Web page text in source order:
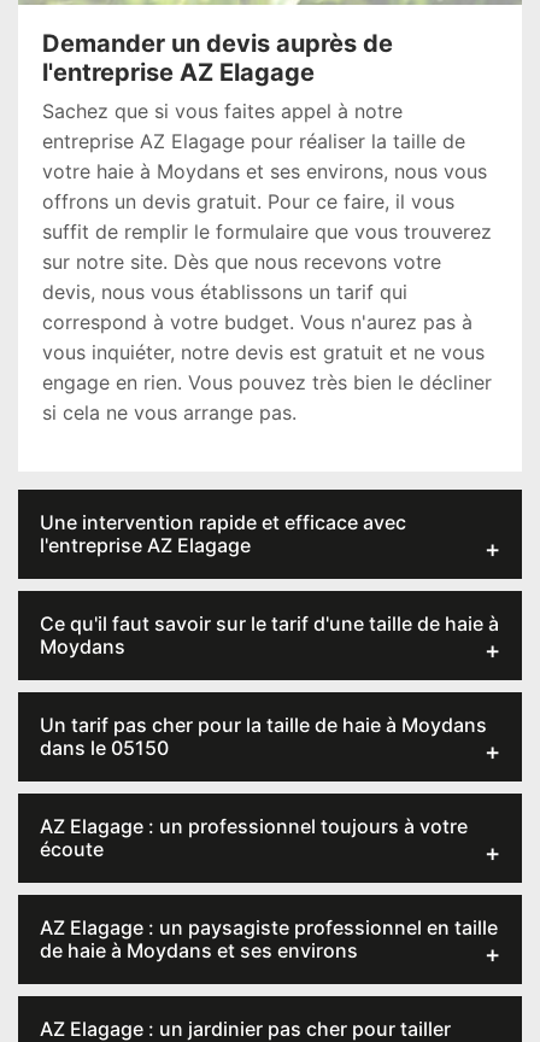
Demander un devis auprès de
l'entreprise AZ Elagage
Sachez que si vous faites appel à notre
entreprise AZ Elagage pour réaliser la taille de
votre haie à Moydans et ses environs, nous vous
offrons un devis gratuit. Pour ce faire, il vous
suffit de remplir le formulaire que vous trouverez
sur notre site. Dès que nous recevons votre
devis, nous vous établissons un tarif qui
correspond à votre budget. Vous n'aurez pas à
vous inquiéter, notre devis est gratuit et ne vous
engage en rien. Vous pouvez très bien le décliner
si cela ne vous arrange pas.
Une intervention rapide et efficace avec
l'entreprise AZ Elagage
Ce qu'il faut savoir sur le tarif d'une taille de haie à
Moydans
Un tarif pas cher pour la taille de haie à Moydans
dans le 05150
AZ Elagage : un professionnel toujours à votre
écoute
AZ Elagage : un paysagiste professionnel en taille
de haie à Moydans et ses environs
AZ Elagage : un jardinier pas cher pour tailler